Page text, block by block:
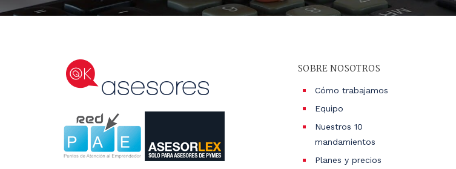
SOBRE NOSOTROS
Cómo trabajamos
Equipo
Nuestros 10
mandamientos
Planes y precios